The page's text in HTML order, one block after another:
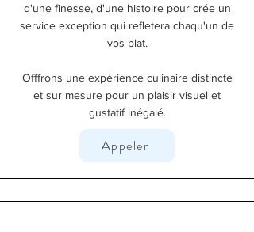
d'une finesse, d'une histoire pour crée un
service exception qui refletera chaqu'un de
vos plat.
Offfrons une expérience culinaire distincte
et sur mesure pour un plaisir visuel et
gustatif inégalé.
Appeler